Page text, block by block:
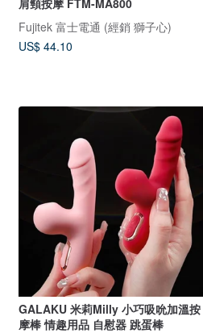
Fujitek 富士電通 (經銷 獅子心)
US$ 44.10
GALAKU 米莉Milly 小巧吸吮加溫按
摩棒 情趣用品 自慰器 跳蛋棒